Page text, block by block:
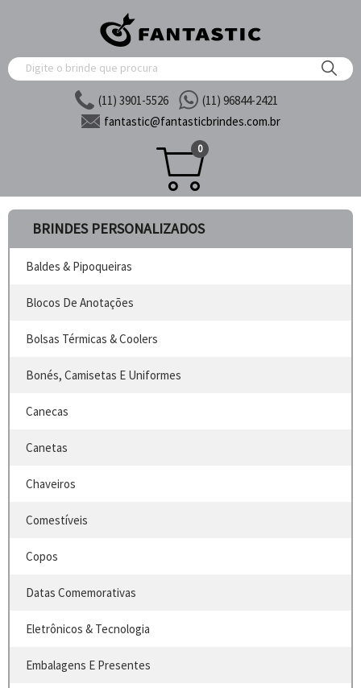
(11) 3901-5526
(11) 96844-2421
fantastic@fantasticbrindes.com.br
0
BRINDES PERSONALIZADOS
Baldes & Pipoqueiras
Blocos De Anotações
Bolsas Térmicas & Coolers
Bonés, Camisetas E Uniformes
Canecas
Canetas
Chaveiros
Comestíveis
Copos
Datas Comemorativas
Eletrônicos & Tecnologia
Embalagens E Presentes